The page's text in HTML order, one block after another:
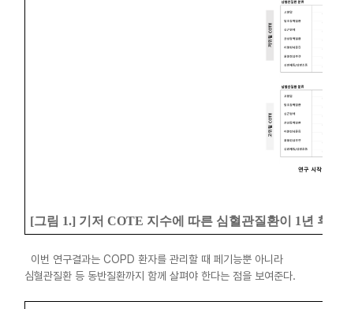
[그림 1.] 기저 COTE 지수에 따른 심혈관질환이 1 년 후
이번 연구결과는 COPD 환자를 관리할 때 페기능뿐 아니라
심혈관질환 등 동반질환까지 함께 살펴야 한다는 점을 보여준다.